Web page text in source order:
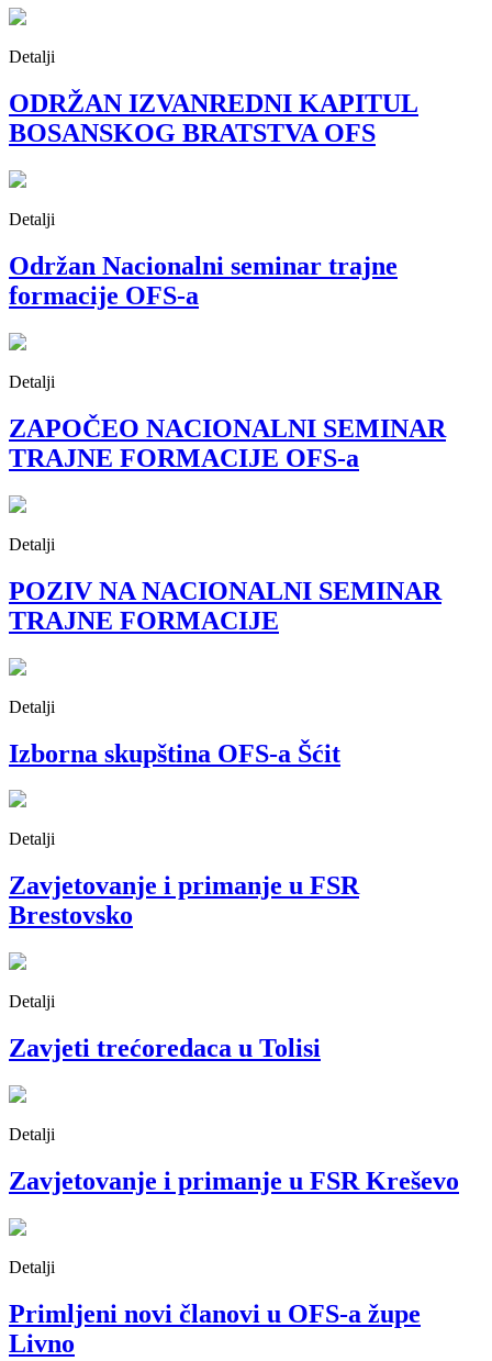
Detalji
ODRŽAN IZVANREDNI KAPITUL
BOSANSKOG BRATSTVA OFS
Detalji
Održan Nacionalni seminar trajne
formacije OFS-a
Detalji
ZAPOČEO NACIONALNI SEMINAR
TRAJNE FORMACIJE OFS-a
Detalji
POZIV NA NACIONALNI SEMINAR
TRAJNE FORMACIJE
Detalji
Izborna skupština OFS-a Šćit
Detalji
Zavjetovanje i primanje u FSR
Brestovsko
Detalji
Zavjeti trećoredaca u Tolisi
Detalji
Zavjetovanje i primanje u FSR Kreševo
Detalji
Primljeni novi članovi u OFS-a župe
Livno